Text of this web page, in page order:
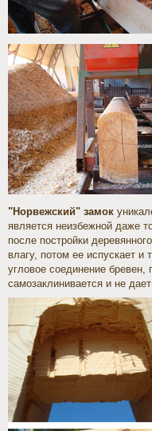
"Норвежский" замок
является неизбежной даже
после постройки
влагу, потом ее испускает и
угловое соединение бревен,
самозаклинивается и не